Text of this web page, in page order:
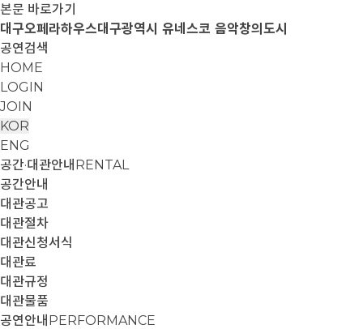
본문 바로가기
대구오페라하우스대구광역시 유네스코 음악창의도시
공연검색
HOME
LOGIN
JOIN
KOR
ENG
공간·대관안내 RENTAL
공간안내
대관공고
대관절차
대관신청서식
대관료
대관규정
대관물품
공연안내 PERFORMANCE